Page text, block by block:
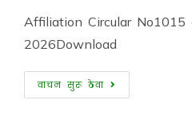
Affiliation Circular
2026Download
वाचन सुरू ठेवा